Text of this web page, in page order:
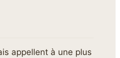
appellent à une plus